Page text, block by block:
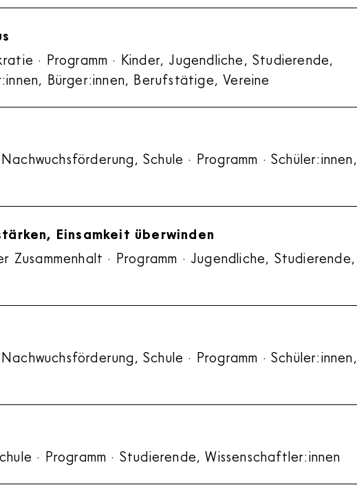
· Programm · Kinder, Jugendliche, Studierende,
Bürger:innen, Berufstätige, Vereine
Schule · Programm · Schüler:innen,
Einsamkeit überwinden
Zusammenhalt · Programm · Jugendliche, Studierende,
Schule · Programm · Schüler:innen,
· Programm · Studierende, Wissenschaftler:innen